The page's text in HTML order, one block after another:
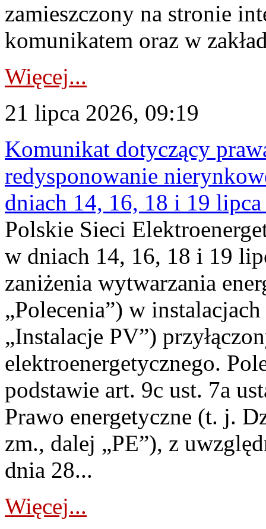
zamieszczony na stronie
komunikatem oraz w
Więcej...
21 lipca 2026, 09:19
Komunikat dotyczący
redysponowanie
dniach 14, 16, 18 i 19
Polskie Sieci
w dniach 14, 16, 18 i 19
zaniżenia wytwarzania
„Polecenia”) w
„Instalacje PV”)
elektroenergetycznego.
podstawie art. 9c ust. 7a
Prawo energetyczne (t. j.
zm., dalej „PE”), z
dnia 28...
Więcej...